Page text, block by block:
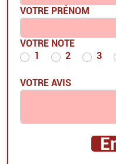
VOTRE PRÉNOM
VOTRE NOTE
1
2 3
VOTRE AVIS